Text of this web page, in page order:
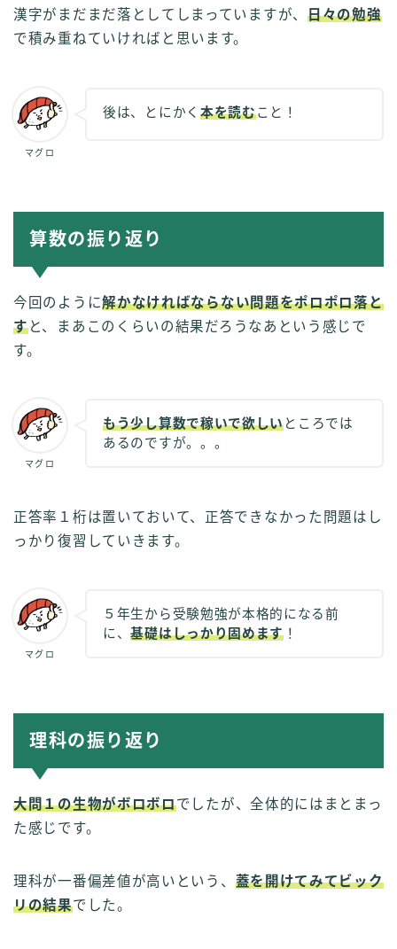
漢字がまだまだ落としてしまっていますが、 日々の勉強
で積み重ねていければと思います。
マグロ
後は、とにかく 本を読むこと！
算数の振り返り
今回のように解かなければならない問題をポロポロ落と
すと、まあこのくらいの結果だろうなあという感じで
す。
マグロ
もう少し算数で稼いで欲しいところでは
あるのですが。。。
正答率１桁は置いておいて、正答できなかった問題はし
っかり復習していきます。
マグロ
５年生から受験勉強が本格的になる前
に、基礎はしっかり固めます ！
理科の振り返り
大問１の生物がボロボロでしたが、全体的にはまとまっ
た感じです。
理科が一番偏差値が高いという、 蓋を開けてみてビック
リの結果でした。